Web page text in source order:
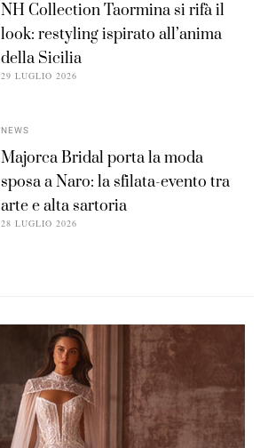
NH Collection Taormina si rifà il
look: restyling ispirato all’anima
della Sicilia
29 LUGLIO 2026
NEWS
Majorca Bridal porta la moda
sposa a Naro: la sfilata-evento tra
arte e alta sartoria
28 LUGLIO 2026